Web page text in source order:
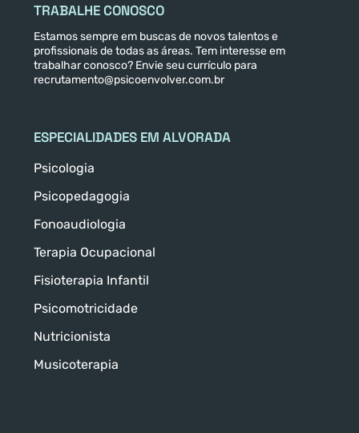
TRABALHE CONOSCO
Estamos sempre em buscas de novos talentos e
profissionais de todas as áreas. Tem interesse em
trabalhar conosco? Envie seu currículo para
recrutamento@psicoenvolver.com.br
ESPECIALIDADES EM ALVORADA
Psicologia
Psicopedagogia
Fonoaudiologia
Terapia Ocupacional
Fisioterapia Infantil
Psicomotricidade
Nutricionista
Musicoterapia